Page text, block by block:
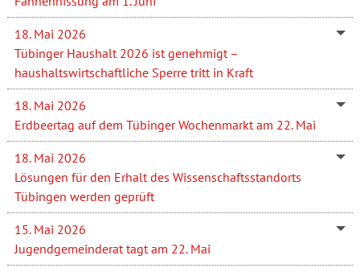
18. Mai 2026
Tübinger Haushalt 2026 ist genehmigt –
haushaltswirtschaftliche Sperre tritt in Kraft
18. Mai 2026
Erdbeertag auf dem Tübinger Wochenmarkt am 22. Mai
18. Mai 2026
Lösungen für den Erhalt des Wissenschaftsstandorts
Tübingen werden geprüft
15. Mai 2026
Jugendgemeinderat tagt am 22. Mai